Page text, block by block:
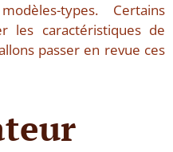
types. Certains
les caractéristiques de
passer en revue ces